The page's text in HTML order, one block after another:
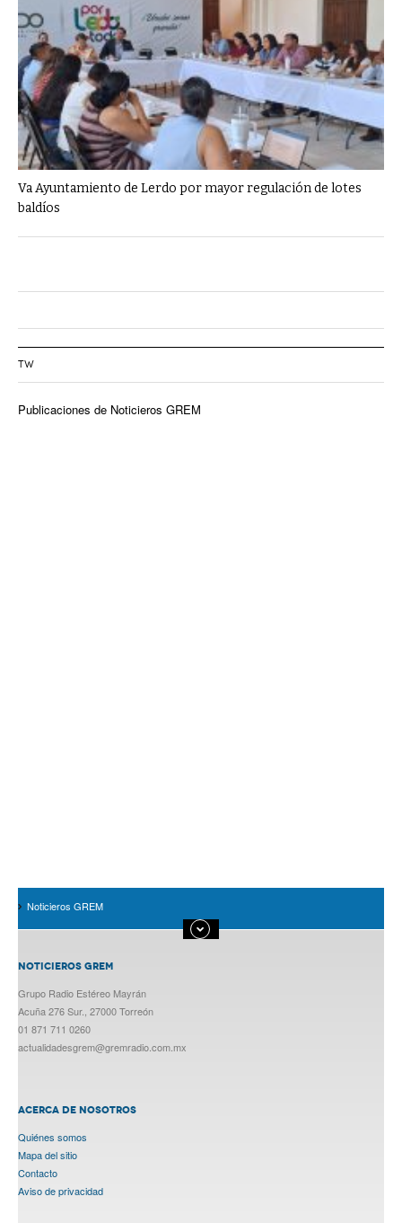
Va Ayuntamiento de Lerdo por mayor regulación de lotes
baldíos
TW
Publicaciones de Noticieros GREM
Noticieros GREM
NOTICIEROS GREM
Grupo Radio Estéreo Mayrán
Acuña 276 Sur., 27000 Torreón
01 871 711 0260
actualidadesgrem@gremradio.com.mx
ACERCA DE NOSOTROS
Quiénes somos
Mapa del sitio
Contacto
Aviso de privacidad